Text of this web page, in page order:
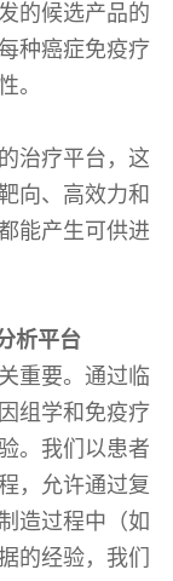
的候选产品的
种癌症免疫疗
。
治疗平台，这
向、高效力和
能产生可供进
析平台
重要。通过临
组学和免疫疗
。我们以患者
，允许通过复
造过程中（如
的经验，我们